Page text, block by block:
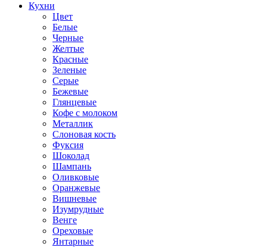
Кухни
Цвет
Белые
Черные
Желтые
Красные
Зеленые
Серые
Бежевые
Глянцевые
Кофе с молоком
Металлик
Слоновая кость
Фуксия
Шоколад
Шампань
Оливковые
Оранжевые
Вишневые
Изумрудные
Венге
Ореховые
Янтарные